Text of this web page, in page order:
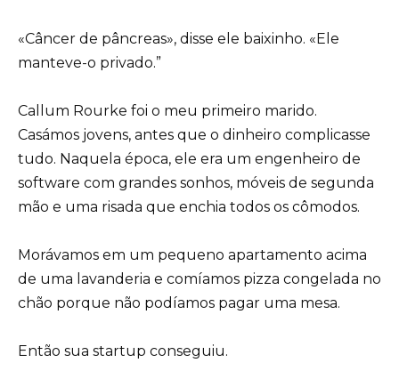
«Câncer de pâncreas», disse ele baixinho. «Ele
manteve-o privado.”
Callum Rourke foi o meu primeiro marido.
Casámos jovens, antes que o dinheiro complicasse
tudo. Naquela época, ele era um engenheiro de
software com grandes sonhos, móveis de segunda
mão e uma risada que enchia todos os cômodos.
Morávamos em um pequeno apartamento acima
de uma lavanderia e comíamos pizza congelada no
chão porque não podíamos pagar uma mesa.
Então sua startup conseguiu.